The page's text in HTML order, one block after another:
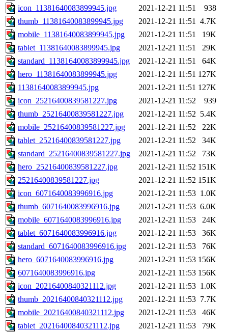
icon_11381640083899945.jpg
2021-12-21 11:51
938
thumb_11381640083899945.jpg
2021-12-21 11:51 4.7K
mobile_11381640083899945.jpg
2021-12-21 11:51
19K
tablet_11381640083899945.jpg
2021-12-21 11:51
29K
standard_11381640083899945.jpg
2021-12-21 11:51
64K
hero_11381640083899945.jpg
2021-12-21 11:51 127K
11381640083899945.jpg
2021-12-21 11:51 127K
icon_25216400839581227.jpg
2021-12-21 11:52
939
thumb_25216400839581227.jpg
2021-12-21 11:52 5.4K
mobile_25216400839581227.jpg
2021-12-21 11:52
22K
tablet_25216400839581227.jpg
2021-12-21 11:52
34K
standard_25216400839581227.jpg
2021-12-21 11:52
73K
hero_25216400839581227.jpg
2021-12-21 11:52 151K
25216400839581227.jpg
2021-12-21 11:52 151K
icon_6071640083996916.jpg
2021-12-21 11:53 1.0K
thumb_6071640083996916.jpg
2021-12-21 11:53 6.0K
mobile_6071640083996916.jpg
2021-12-21 11:53
24K
tablet_6071640083996916.jpg
2021-12-21 11:53
36K
standard_6071640083996916.jpg
2021-12-21 11:53
76K
hero_6071640083996916.jpg
2021-12-21 11:53 156K
6071640083996916.jpg
2021-12-21 11:53 156K
icon_20216400840321112.jpg
2021-12-21 11:53 1.0K
thumb_20216400840321112.jpg
2021-12-21 11:53 7.7K
mobile_20216400840321112.jpg
2021-12-21 11:53
46K
tablet_20216400840321112.jpg
2021-12-21 11:53
79K